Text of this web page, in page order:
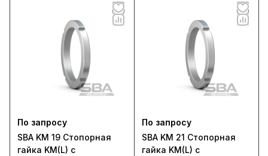
По запросу
SBA KM 19 Стопорная
гайка KM(L) с
По запросу
SBA KM 21 Стопорная
гайка KM(L) с